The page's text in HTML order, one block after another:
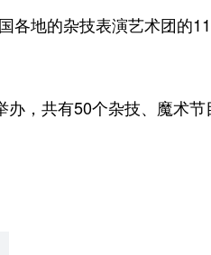
地的杂技表演艺术团的
，共有50个杂技、魔术节